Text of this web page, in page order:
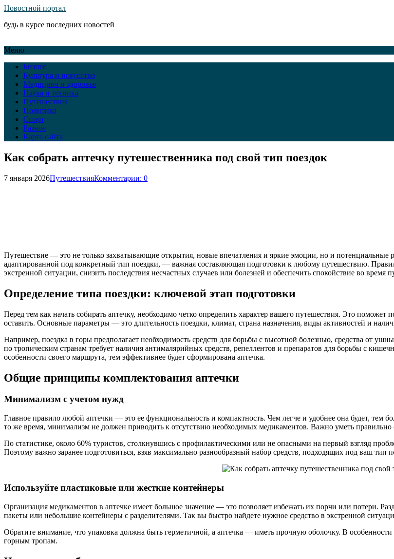
Новостной портал
будь в курсе последних новостей
Меню
Бизнес
Культура и искусство
Медицина и здоровье
Наука и техника
Путешествия
Политика
Спорт
Разное
Карта сайта
Как собрать аптечку путешественника под свой тип поездок
7 января 2026ПутешествияКомментарии: 0
Путешествие — это не только захватывающие открытия, новые впечатления и яркие эмоции, но и потенциальные
адаптированной под конкретный тип поездки, — важная составляющая подготовки к любому путешествию.
экстренной ситуации, снизить последствия несчастных случаев или болезней и обеспечить спокойствие во время
Определение типа поездки: ключевой этап подготовки
Перед тем как начать собирать аптечку, необходимо четко определить характер вашего путешествия. Это
оставить. Основные параметры — это длительность поездки, климат, страна назначения, виды активностей и
Например, поездка в горы предполагает необходимость средств для борьбы с высотной болезнью, средства от
по тропическим странам требует наличия антималярийных средств, репеллентов и препаратов для борьбы с
особенности своего маршрута, тем эффективнее будет сформирована аптечка.
Общие принципы комплектования аптечки
Минимализм с учетом нужд
Главное правило любой аптечки — это ее функциональность и компактность. Чем легче и удобнее она будет, тем
то же время, минимализм не должен приводить к отсутствию необходимых медикаментов. Важно уметь правильно
По статистике, около 60% туристов, столкнувшись с профилактическими или не опасными на первый взгляд
Поэтому важно заранее подготовиться, взяв максимально разнообразный набор средств, подходящих под ваш тип
Используйте пластиковые или жесткие контейнеры
Организация медикаментов в аптечке имеет большое значение — это позволяет избежать их порчи или потери.
пакеты или небольшие контейнеры с разделителями. Так вы быстро найдете нужное средство в экстренной
Обратите внимание, что упаковка должна быть герметичной, а аптечка — иметь прочную оболочку. В
горным тропам.